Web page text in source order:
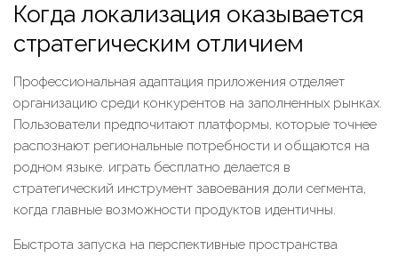
Когда локализация оказывается
стратегическим отличием
Профессиональная адаптация приложения отделяет
организацию среди конкурентов на заполненных рынках.
Пользователи предпочитают платформы, которые точнее
распознают региональные потребности и общаются на
родном языке. играть бесплатно делается в
стратегический инструмент завоевания доли сегмента,
когда главные возможности продуктов идентичны.
Быстрота запуска на перспективные пространства